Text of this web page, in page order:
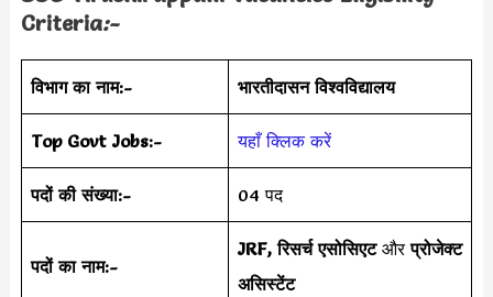
Criteria:-
विभाग का नाम:- भारतीदासन विश्वविद्यालय
Top Govt Jobs:- यहाँ क्लिक करें
पदों की संख्या:- 04 पद
पदों का नाम:-
JRF, रिसर्च एसोसिएट औरप्रोजेक्ट
असिस्टेंट